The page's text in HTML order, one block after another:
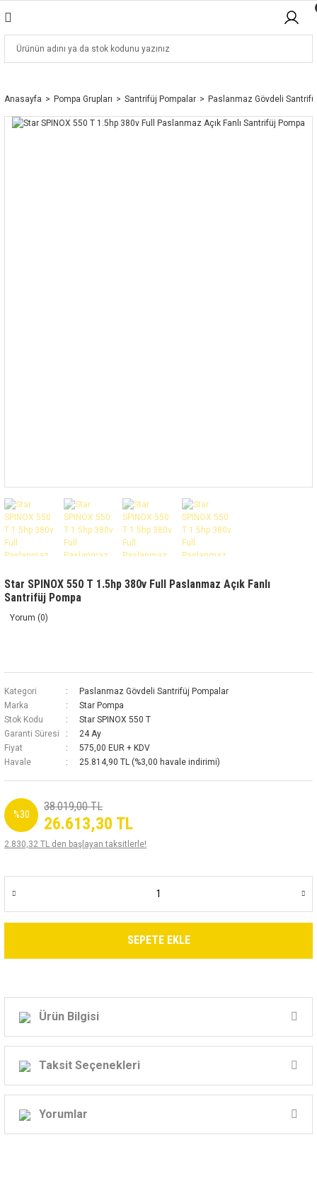
Anasayfa Pompa Grupları Santrifüj Pompalar Paslanmaz Gövdeli
Star SPINOX 550 T 1.5hp 380v Full Paslanmaz Açık Fanlı
Santrifüj Pompa
Yorum (0)
Kategori
Paslanmaz Gövdeli Santrifüj Pompalar
Marka
Star Pompa
Stok Kodu
Star SPINOX 550 T
Garanti Süresi
24 Ay
Fiyat
575,00 EUR + KDV
Havale
25.814,90 TL (%3,00 havale indirimi)
%30
38.019,00 TL
26.613,30 TL
2.830,32 TL den başlayan taksitlerle!
SEPETE EKLE
Ürün Bilgisi
STAR KOMPLE PASLANMAZ AÇIK FANLI
SANTRİFÜJ POMPA
Model: SPINOX 550 T
Volt: 380v
Taksit Seçenekleri
Yorumlar